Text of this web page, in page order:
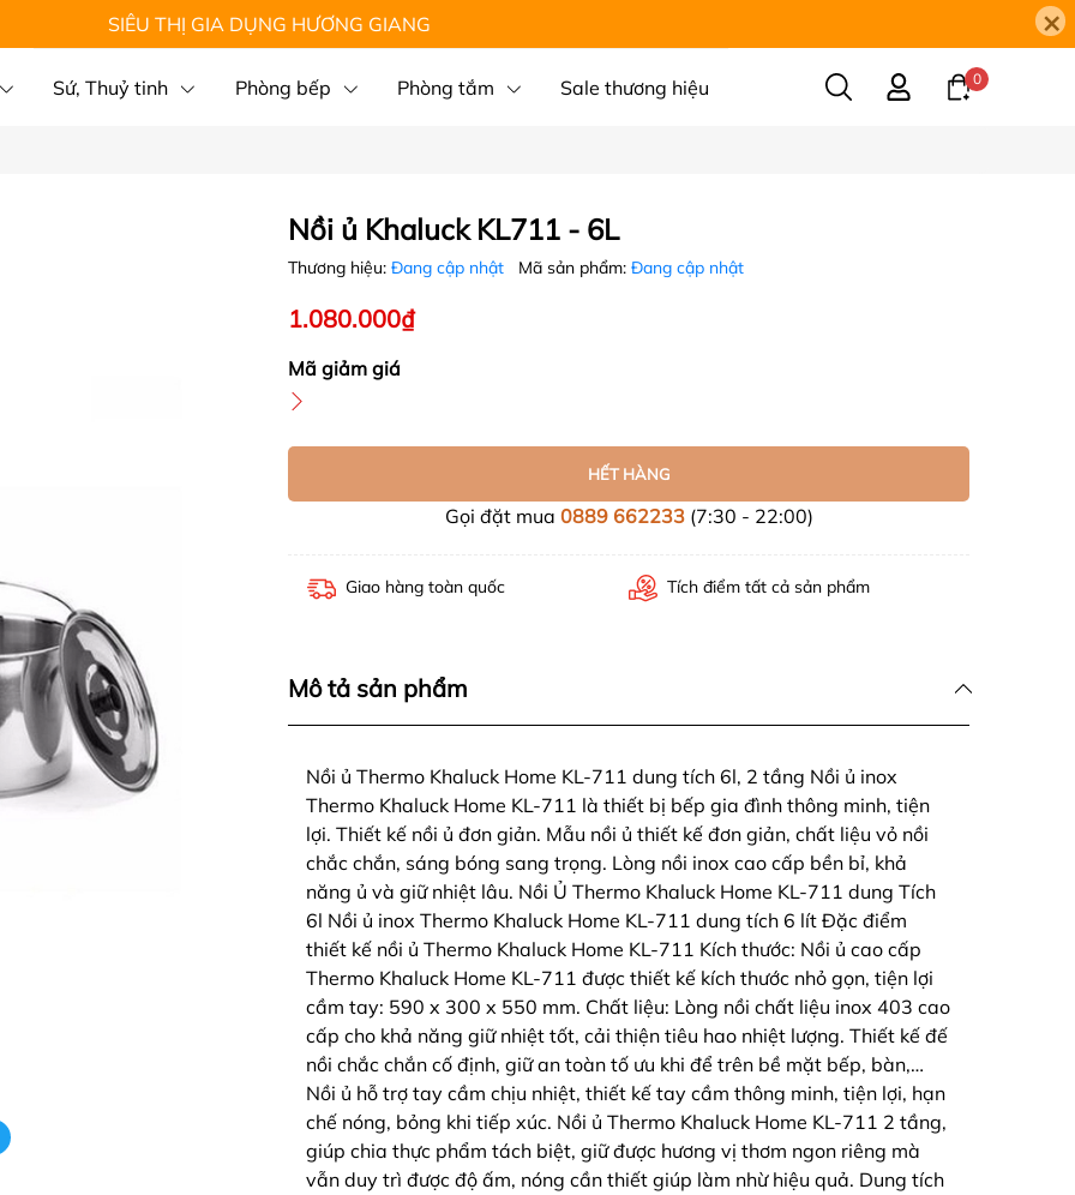
SIÊU THỊ GIA DỤNG HƯƠNG GIANG ×
Sứ, Thuỷ tinh Phòng bếp Phòng tắm Sale thương hiệu 0
Nồi ủ Khaluck KL711 - 6L
Thương hiệu: Đang cập nhật Mã sản phẩm: Đang cập nhật
1.080.000₫
Mã giảm giá
HẾT HÀNG
Gọi đặt mua 0889 662233(7:30 - 22:00)
Giao hàng toàn quốc Tích điểm tất cả sản phẩm
Mô tả sản phẩm
Nồi ủ Thermo Khaluck Home KL-711 dung tích 6l, 2 tầng Nồi ủ inox
Thermo Khaluck Home KL-711 là thiết bị bếp gia đình thông minh, tiện
lợi. Thiết kế nồi ủ đơn giản. Mẫu nồi ủ thiết kế đơn giản, chất liệu vỏ nồi
chắc chắn, sáng bóng sang trọng. Lòng nồi inox cao cấp bền bỉ, khả
năng ủ và giữ nhiệt lâu. Nồi Ủ Thermo Khaluck Home KL-711 dung Tích
6l Nồi ủ inox Thermo Khaluck Home KL-711 dung tích 6 lít Đặc điểm
thiết kế nồi ủ Thermo Khaluck Home KL-711 Kích thước: Nồi ủ cao cấp
Thermo Khaluck Home KL-711 được thiết kế kích thước nhỏ gọn, tiện lợi
cầm tay: 590 x 300 x 550 mm. Chất liệu: Lòng nồi chất liệu inox 403 cao
cấp cho khả năng giữ nhiệt tốt, cải thiện tiêu hao nhiệt lượng. Thiết kế đế
nồi chắc chắn cố định, giữ an toàn tố ưu khi để trên bề mặt bếp, bàn,…
Nồi ủ hỗ trợ tay cầm chịu nhiệt, thiết kế tay cầm thông minh, tiện lợi, hạn
chế nóng, bỏng khi tiếp xúc. Nồi ủ Thermo Khaluck Home KL-711 2 tầng,
giúp chia thực phẩm tách biệt, giữ được hương vị thơm ngon riêng mà
vẫn duy trì được độ ấm, nóng cần thiết giúp làm nhừ hiệu quả. Dung tích